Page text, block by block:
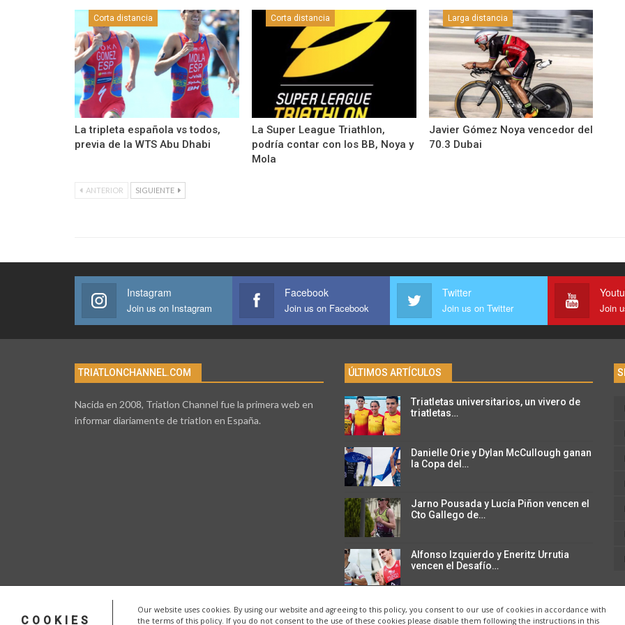
COOKIES
Our website uses cookies. By using our website and agreeing to this policy, you consent to our use of cookies in accordance with
the terms of this policy. If you do not consent to the use of these cookies please disable them following the instructions in this
Corta distancia
La tripleta española vs todos,
previa de la WTS Abu Dhabi
Corta distancia
La Super League Triathlon,
podría contar con los BB, Noya y
Mola
Larga distancia
Javier Gómez Noya vencedor del
70.3 Dubai
ANTERIOR SIGUIENTE
Instagram
Join us on Instagram
Facebook
Join us on Facebook
Twitter
Join us on Twitter Join
TRIATLONCHANNEL.COM
Nacida en 2008, Triatlon Channel fue la primera web en
informar diariamente de triatlon en España.
ÚLTIMOS ARTÍCULOS
Triatletas universitarios, un vivero de
triatletas…
Danielle Orie y Dylan McCullough ganan
la Copa del…
Jarno Pousada y Lucía Piñon vencen el
Cto Gallego de…
Alfonso Izquierdo y Eneritz Urrutia
vencen el Desafío…